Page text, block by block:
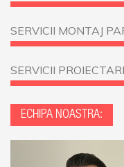
SERVICII MONTAJ
SERVICII
ECHIPA NOASTRA: